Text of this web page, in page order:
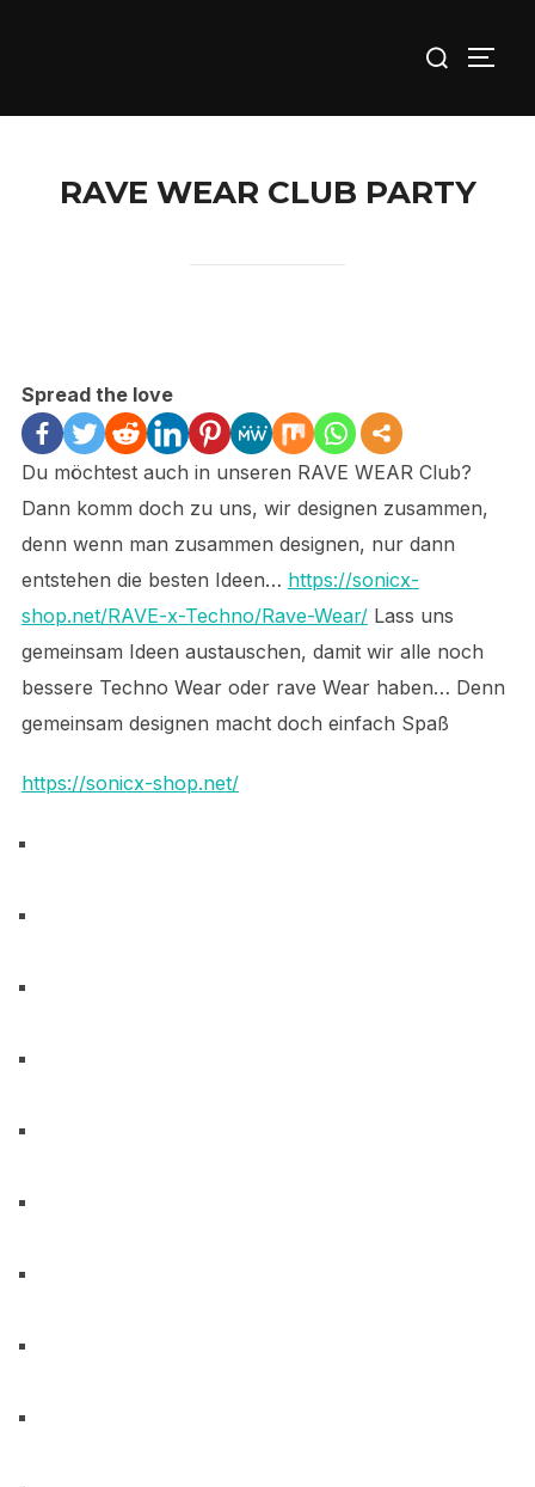
nach:
RAVE WEAR CLUB PARTY
Spread the love
Du möchtest auch in unseren RAVE WEAR Club?
Dann komm doch zu uns, wir designen zusammen,
denn wenn man zusammen designen, nur dann
entstehen die besten Ideen… https://sonicx-
shop.net/RAVE-x-Techno/Rave-Wear/Lass uns
gemeinsam Ideen austauschen, damit wir alle noch
bessere Techno Wear oder rave Wear haben… Denn
gemeinsam designen macht doch einfach Spaß
https://sonicx-shop.net/